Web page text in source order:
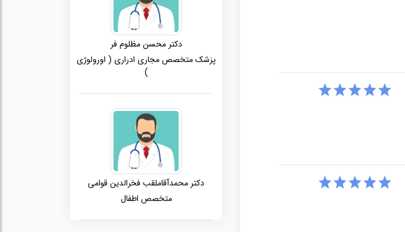
دکتر محسن مظلوم فر
پزشک متخصص مجاری ادراری ( اورولوژی
)
دکتر محمدآقاملقب فخرالدین قوامی
متخصص اطفال